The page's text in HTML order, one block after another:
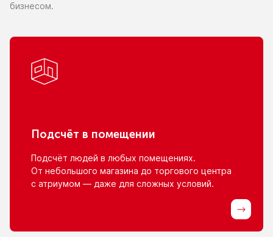
бизнесом.
Подсчёт в помещении
Подсчёт людей в любых помещениях.
От небольшого магазина до торгового центра
с атриумом — даже для сложных условий.